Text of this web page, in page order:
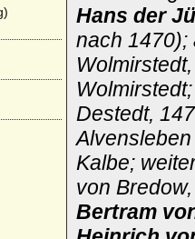
Hans der
nach 1470);
Destedt,
Kalbe;
von
Bertram